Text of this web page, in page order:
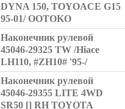
DYNA 150, TOYOACE G15
95-01/ OOTOKO
Наконечник рулевой
45046-29325 TW /Hiace
LH110, #ZH10# '95-/
Наконечник рулевой
45046-29355 LITE 4WD
SR50 [] RH TOYOTA